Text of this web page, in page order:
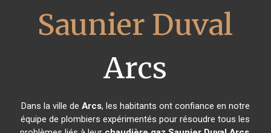
Saunier Duval
Arcs
Dans la ville de Arcs, les habitants ont confiance en notre
équipe de plombiers expérimentés pour résoudre tous les